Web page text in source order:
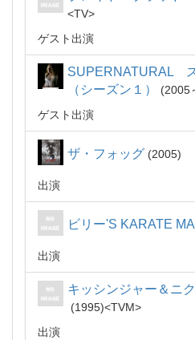
TV
ゲスト出演
SUPERNATURAL
（シーズン１）
2005
ゲスト出演
ザ・フォッグ 2005
出演
ビリー'S KARATE
出演
キッシンジャー＆ニ
1995
TVM
出演